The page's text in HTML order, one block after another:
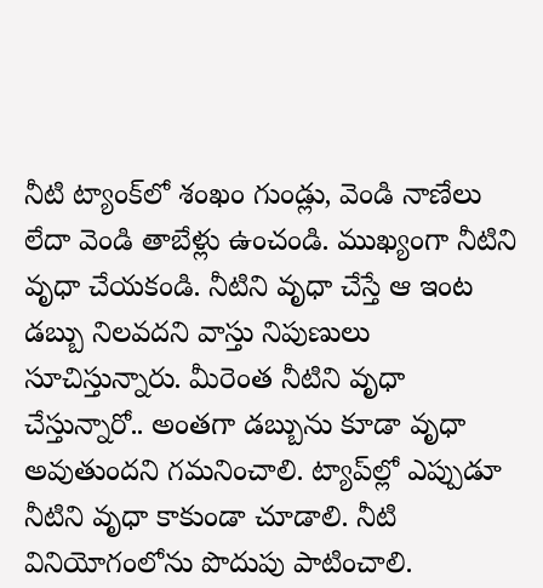
నీటి ట్యాంక్‌లో శంఖం గుండ్లు, వెండి నాణేలు
లేదా వెండి తాబేళ్లు ఉంచండి. ముఖ్యంగా నీటిని
వృధా చేయకండి. నీటిని వృధా చేస్తే ఆ ఇంట
డబ్బు నిలవదని వాస్తు నిపుణులు
సూచిస్తున్నారు. మీరెంత నీటిని వృధా
చేస్తున్నారో.. అంతగా డబ్బును కూడా వృధా
అవుతుందని గమనించాలి. ట్యాప్‌ల్లో ఎప్పుడూ
నీటిని వృధా కాకుండా చూడాలి. నీటి
వినియోగంలోను పొదుపు పాటించాలి.